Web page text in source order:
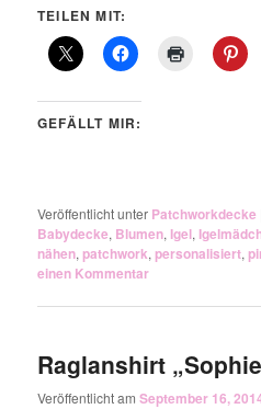
TEILEN MIT:
GEFÄLLT MIR:
Veröffentlicht unter Patchworkdecke
Babydecke, Blumen, Igel,
nähen,patchwork,personalisiert,
einen Kommentar
Raglanshirt
Veröffentlicht amSeptember 16,